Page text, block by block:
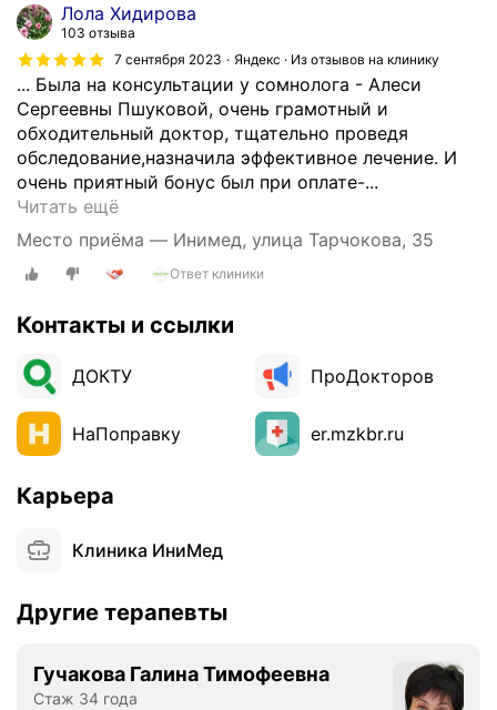
Лола Хидирова
103 отзыва
7 сентября 2023
Яндекс · Из отзывов на клинику
... Была на консультации у сомнолога - Алеси
Сергеевны Пшуковой, очень грамотный и
обходительный доктор, тщательно проведя
обследование,назначила эффективное лечение. И
очень приятный бонус был при оплате-...
Читать ещёО
ч
е
н
п
н
с
л
н
и
Место приёма — Инимед, улица Тарчокова, 35
Ответ клиники
Контакты и ссылки
ДОКТУ ПроДокторов
НаПоправку er.mzkbr.ru
Карьера
Клиника ИниМед
Другие терапевты
Гучакова Галина Тимофеевна
Стаж 34 года